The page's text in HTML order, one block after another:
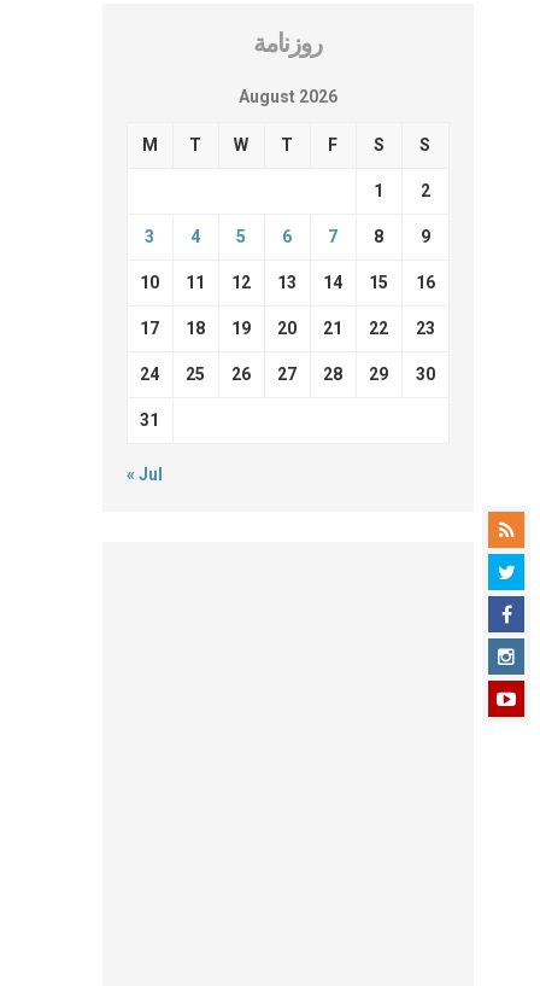
روزنامة
August 2026
M T W T F S S
1 2
3 4 5 6 7 8 9
10 11 12 13 14 15 16
17 18 19 20 21 22 23
24 25 26 27 28 29 30
31
« Jul